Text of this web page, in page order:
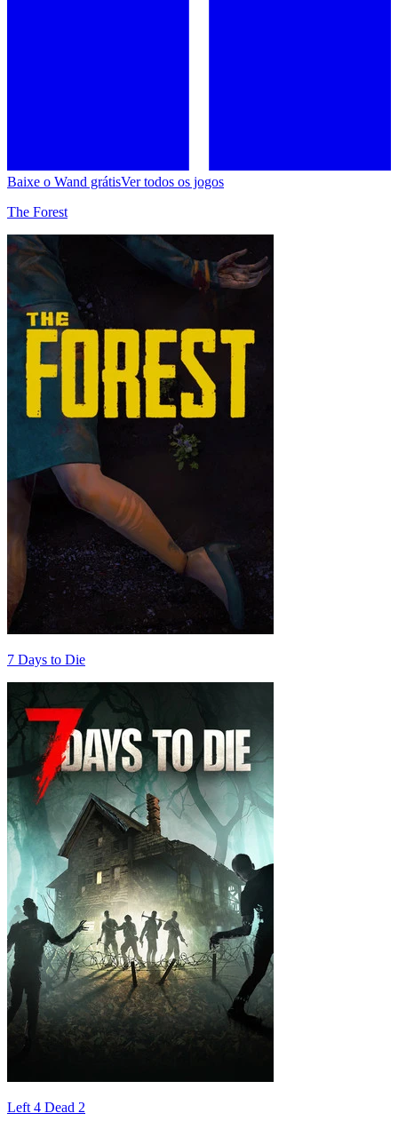
Baixe o Wand grátisVer todos os jogos
The Forest
7 Days to Die
Left 4 Dead 2